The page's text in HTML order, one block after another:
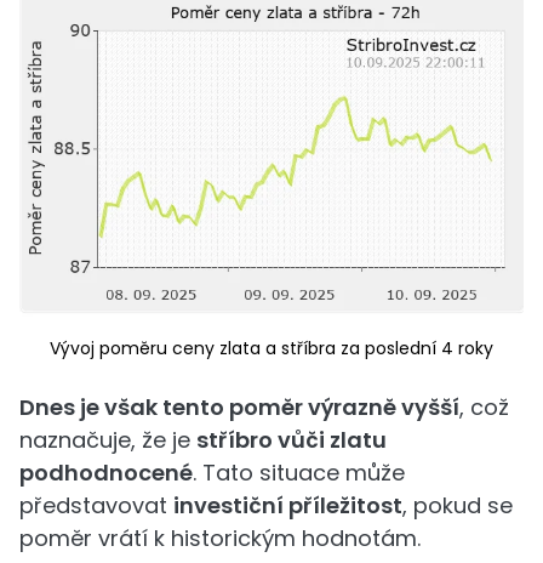
Vývoj poměru ceny zlata a stříbra za poslední 4 roky
Dnes je však tento poměr výrazně vyšší, což
naznačuje, že je stříbro vůči zlatu
podhodnocené. Tato situace může
představovat investiční příležitost, pokud se
poměr vrátí k historickým hodnotám.